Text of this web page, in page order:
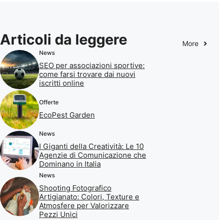
Articoli da leggere More
News
SEO per associazioni sportive:
come farsi trovare dai nuovi
iscritti online
Offerte
EcoPest Garden
News
I Giganti della Creatività: Le 10
Agenzie di Comunicazione che
Dominano in Italia
News
Shooting Fotografico
Artigianato: Colori, Texture e
Atmosfere per Valorizzare
Pezzi Unici